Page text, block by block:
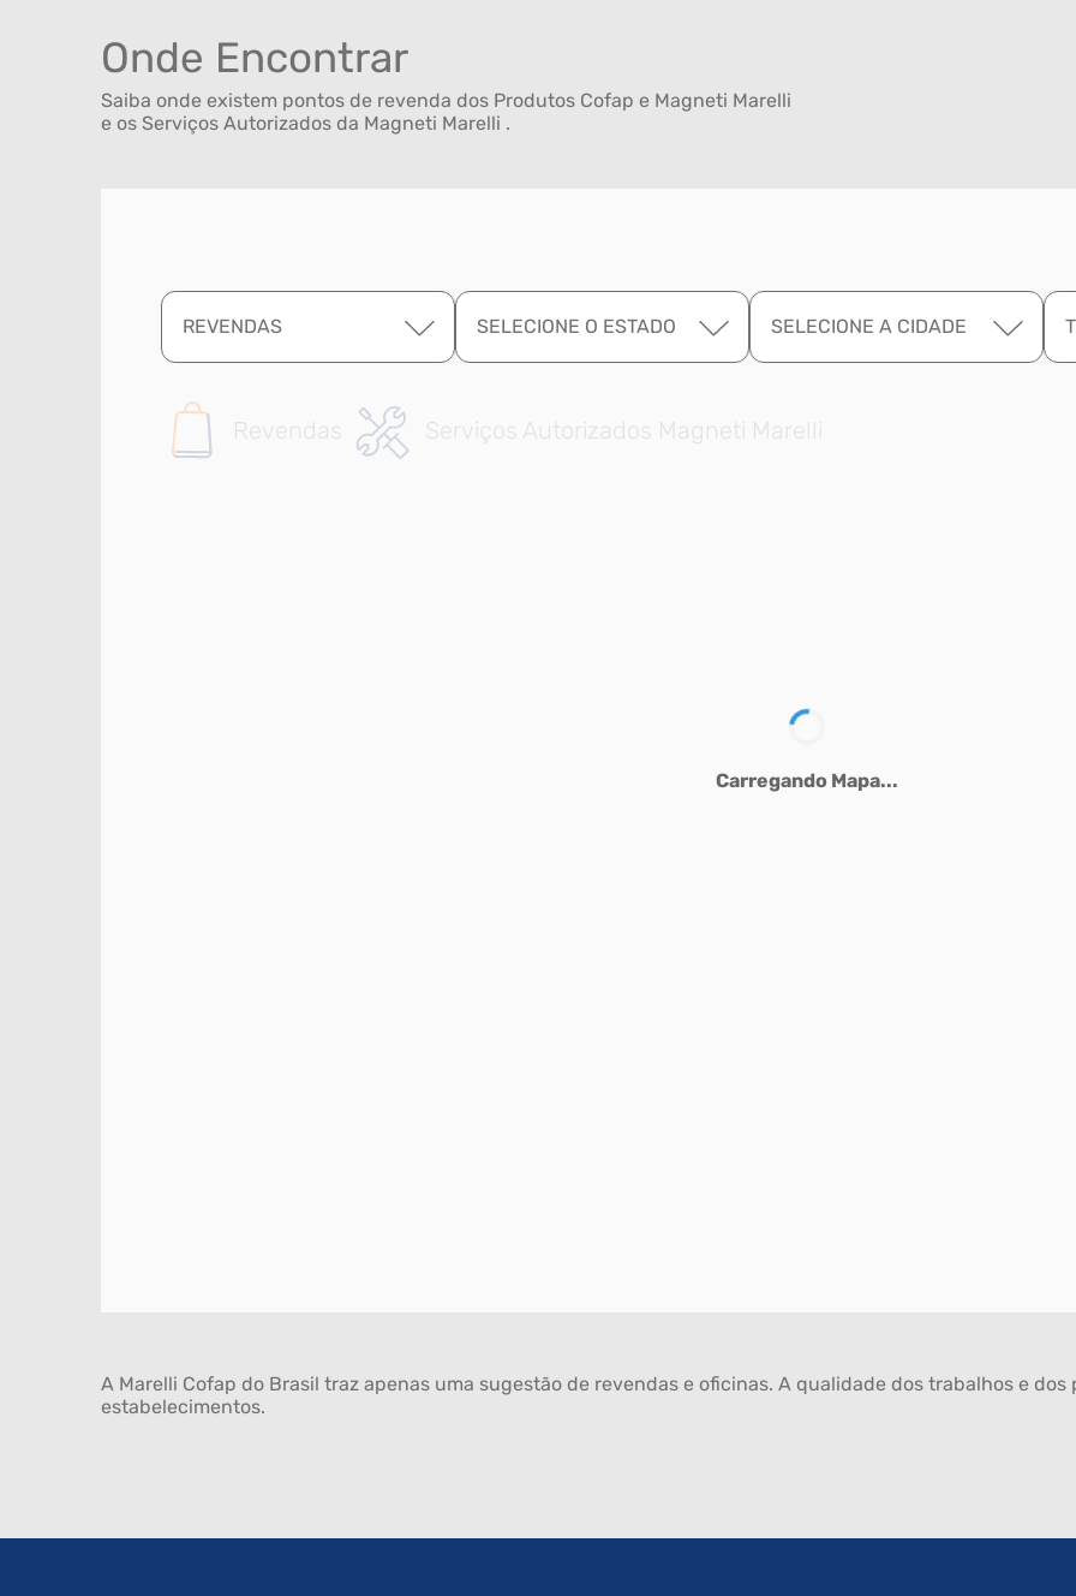
Onde Encontrar
Saiba onde existem pontos de revenda dos Produtos Cofap e Magneti Marelli
e os Serviços Autorizados da Magneti Marelli .
REVENDAS SELECIONE O ESTADO SELECIONE A CIDADE
Revendas Serviços Autorizados Magneti Marelli
Carregando Mapa...
A Marelli Cofap do Brasil traz apenas uma sugestão de revendas e oficinas. A qualidade dos trabalhos e
estabelecimentos.